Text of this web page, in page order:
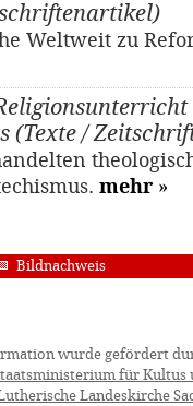
Weltweit zu
(Texte /
mehr »
Bildnachweis
wurde gefördert
für Kultus
Landeskirche